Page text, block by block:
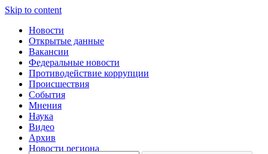
Skip to content
Новости
Открытые данные
Вакансии
Федеральные новости
Противодействие коррупции
Происшествия
События
Мнения
Наука
Видео
Архив
Новости региона